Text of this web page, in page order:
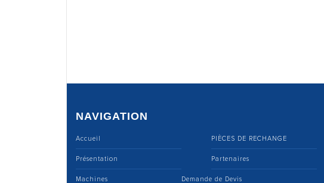
NAVIGATION
Accueil
Présentation
Machines
PIÈCES DE RECHANGE
Partenaires
Demande de Devis